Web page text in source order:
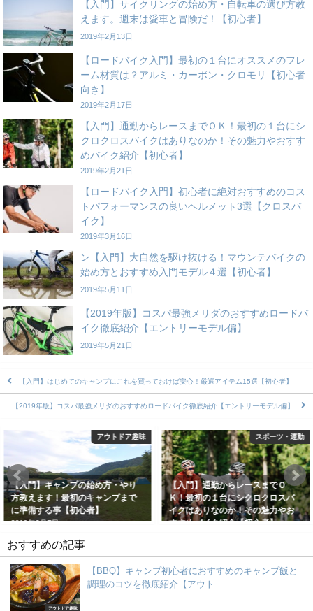
【入門】サイクリングの始め方・自転車の選び方教
えます。週末は愛車と冒険だ！【初心者】
2019年2月13日
【ロードバイク入門】最初の１台にオススメのフレ
ーム材質は？アルミ・カーボン・クロモリ【初心者
向き】
2019年2月17日
【入門】通勤からレースまでＯＫ！最初の１台にシ
クロクロスバイクはありなのか！その魅力やおすす
めバイク紹介【初心者】
2019年2月21日
【ロードバイク入門】初心者に絶対おすすめのコス
トパフォーマンスの良いヘルメット3選【クロスバ
イク】
2019年3月16日
ン【入門】大自然を駆け抜ける！マウンテバイクの
始め方とおすすめ入門モデル４選【初心者】
2019年5月11日
【2019年版】コスパ最強メリダのおすすめロードバ
イク徹底紹介【エントリーモデル偏】
2019年5月21日
【入門】はじめてのキャンプにこれを買っておけば安心！厳選アイテム15選【初心者】
【2019年版】コスパ最強メリダのおすすめロードバイク徹底紹介【エントリーモデル偏】
アウトドア趣味
【入門】キャンプの始め方・やり
方教えます！最初のキャンプまで
に準備する事【初心者】
2019年2月7日
スポーツ・運動
【入門】通勤からレースまでＯ
Ｋ！最初の１台にシクロクロスバ
イクはありなのか！その魅力やお
すすめバイク紹介【初心者】
おすすめの記事
アウトドア趣味
【BBQ】キャンプ初心者におすすめのキャンプ飯と
調理のコツを徹底紹介【アウト…